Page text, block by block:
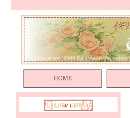
HOME